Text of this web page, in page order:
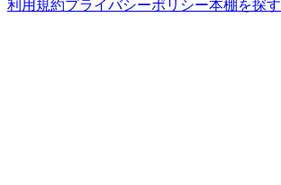
利用規約プライバシーポリシー本棚を探す